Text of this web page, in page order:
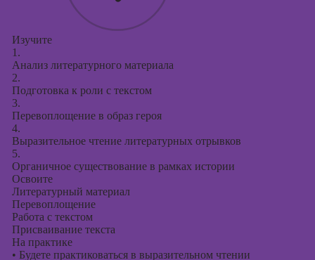
Изучите
1.
Анализ литературного материала
2.
Подготовка к роли с текстом
3.
Перевоплощение в образ героя
4.
Выразительное чтение литературных отрывков
5.
Органичное существование в рамках истории
Освоите
Литературный материал
Перевоплощение
Работа с текстом
Присваивание текста
На практике
• Будете практиковаться в выразительном чтении